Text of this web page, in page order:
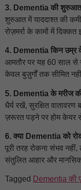
3. Dementia की
शुरुआत में याददाश्त की
रोज़मर्रा के कामों में
4. Dementia किन उम्र के
आमतौर पर यह 60 साल से
केवल बुज़ुर्गों तक सीमित
5. Dementia के मरीज
धैर्य रखें, सुरक्षित
ज़रूरत पड़ने पर होम केयर
6. क्या Dementia को
पूरी तरह रोकना संभव
संतुलित आहार और
Tagged Dementia की